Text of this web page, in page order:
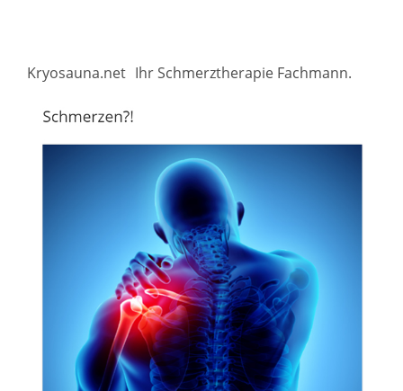
Kryosauna.net Ihr Schmerztherapie Fachmann.